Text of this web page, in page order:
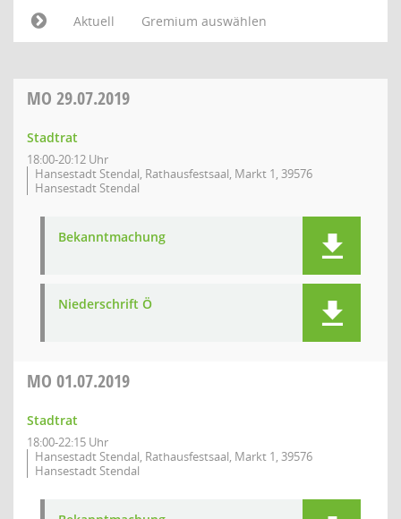
Aktuell
Gremium auswählen
MO 29.07.2019
Stadtrat
18:00-20:12 Uhr
Hansestadt Stendal, Rathausfestsaal, Markt 1, 39576
Hansestadt Stendal
Bekanntmachung
Niederschrift Ö
MO 01.07.2019
Stadtrat
18:00-22:15 Uhr
Hansestadt Stendal, Rathausfestsaal, Markt 1, 39576
Hansestadt Stendal